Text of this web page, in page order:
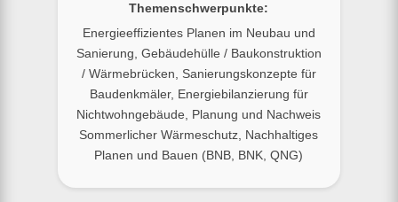
Themenschwerpunkte:
Energieeffizientes Planen im Neubau und
Sanierung, Gebäudehülle / Baukonstruktion
/ Wärmebrücken, Sanierungskonzepte für
Baudenkmäler, Energiebilanzierung für
Nichtwohngebäude, Planung und Nachweis
Sommerlicher Wärmeschutz, Nachhaltiges
Planen und Bauen (BNB, BNK, QNG)